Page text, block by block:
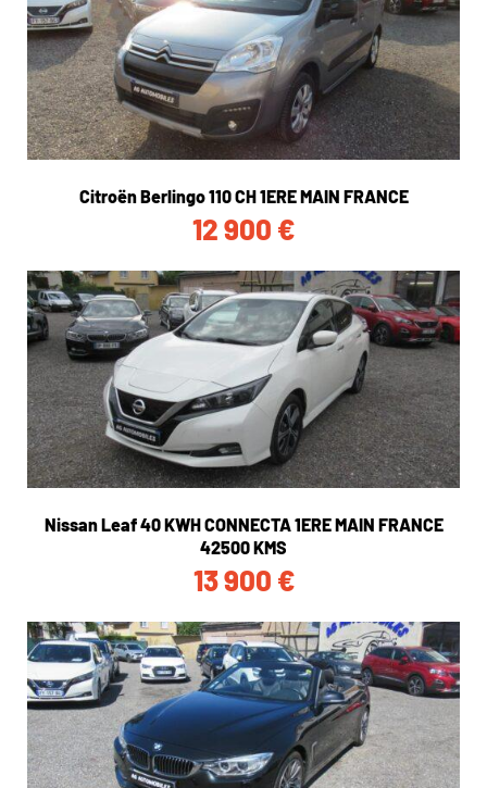
Citroën Berlingo 110 CH 1ERE MAIN FRANCE
12 900 €
Nissan Leaf 40 KWH CONNECTA 1ERE MAIN FRANCE
42500 KMS
13 900 €